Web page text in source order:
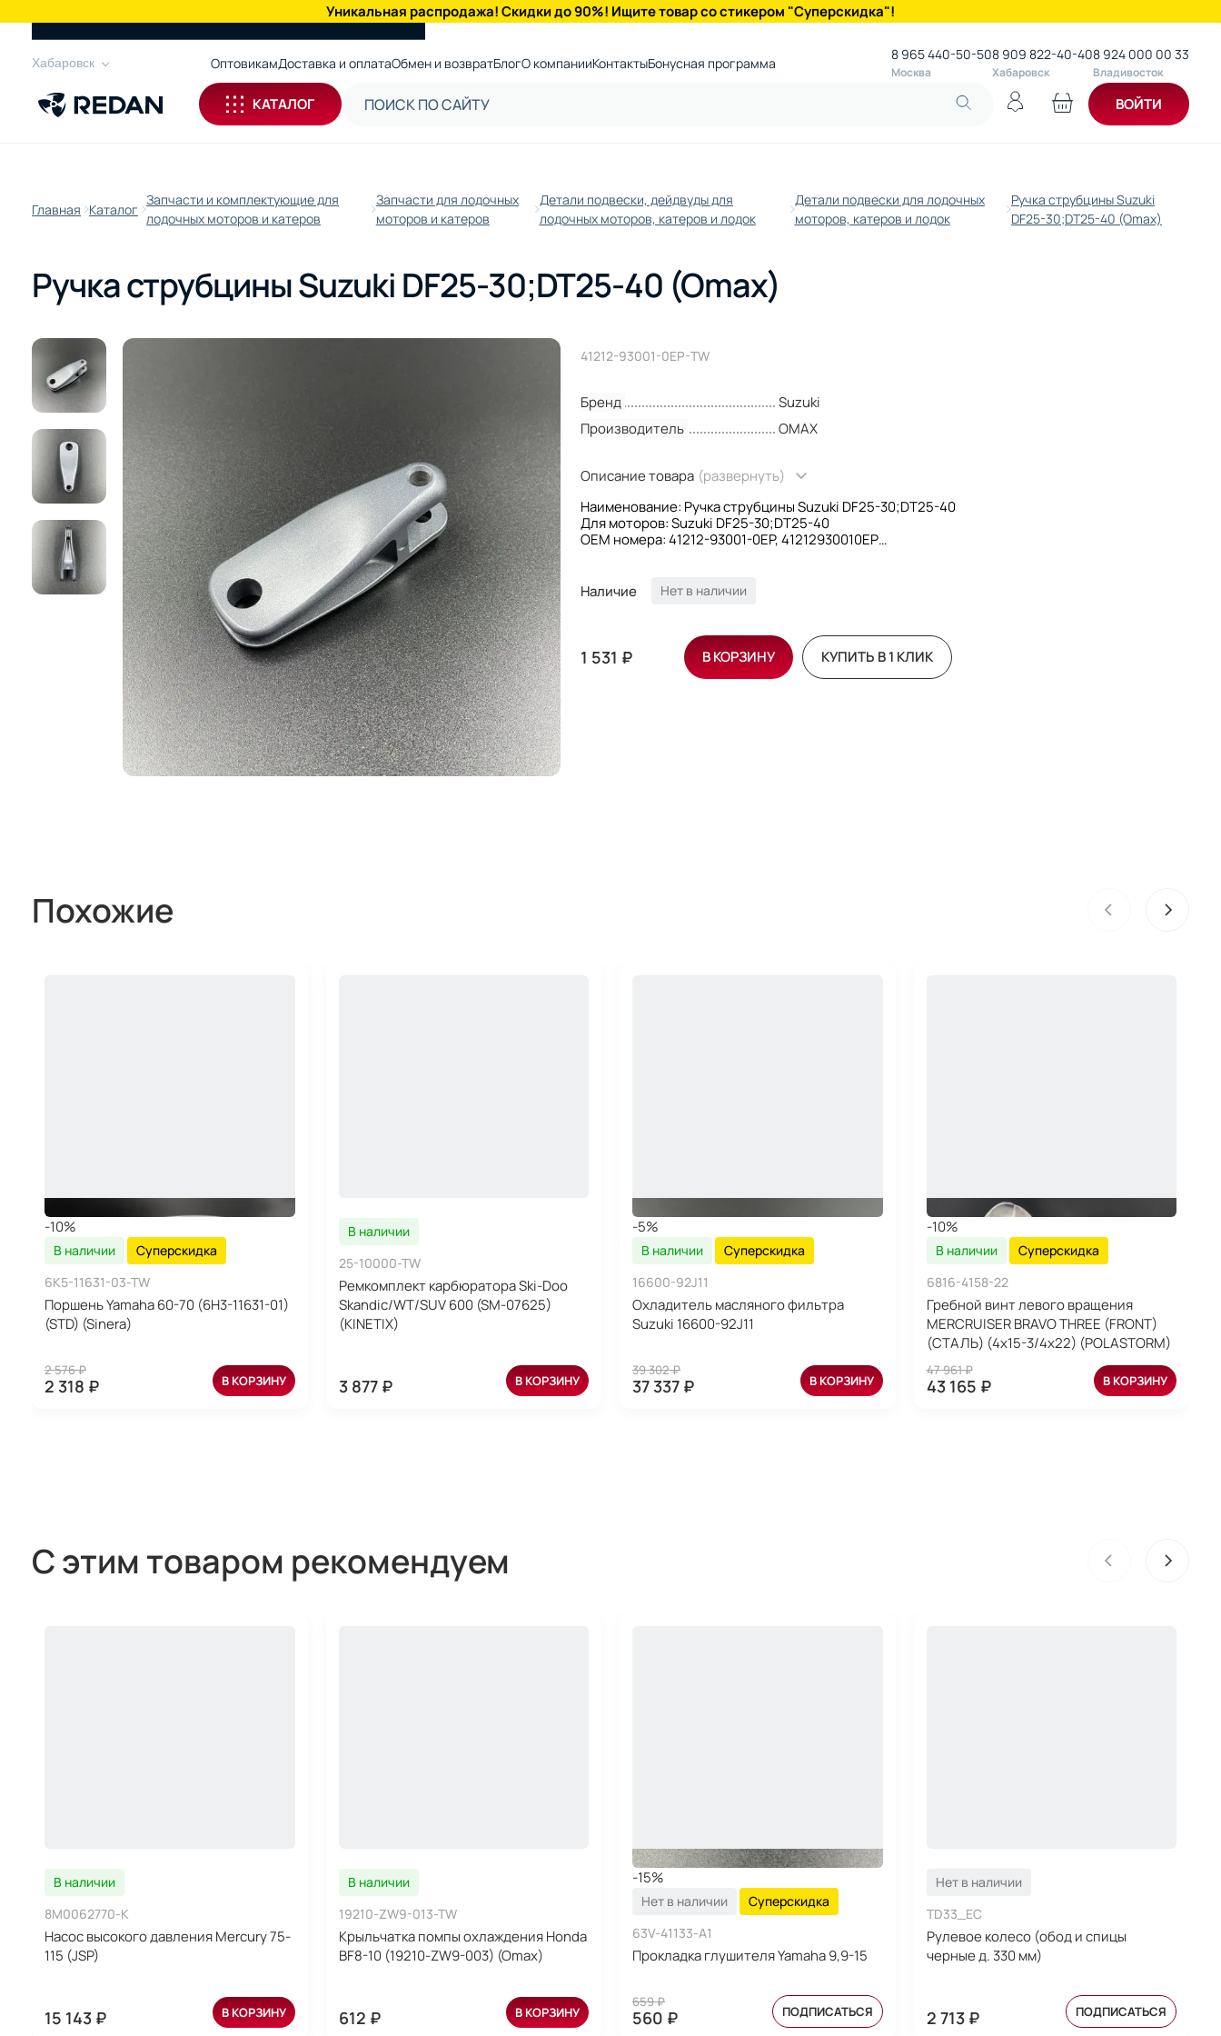
Уникальная распродажа! Скидки до 90%! Ищите товар со стикером "Суперскидка"!
Хабаровск ОптовикамДоставка и оплатаОбмен и возвратБлогО компанииКонтактыБонусная программа 8 965 440-50-50
Москва
8 909 822-40-40
Хабаровск
8 924 000 00 33
Владивосток
КАТАЛОГ ВОЙТИ
Главная Каталог
Запчасти и комплектующие для
лодочных моторов и катеров
Запчасти для лодочных
моторов и катеров
Детали подвески, дейдвуды для
лодочных моторов, катеров и лодок
Детали подвески для лодочных
моторов, катеров и лодок
Ручка струбцины Suzuki
DF25-30;DT25-40 (Omax)
Ручка струбцины Suzuki DF25-30;DT25-40 (Omax)
41212-93001-0EP-TW
Бренд
Suzuki
Производитель
OMAX
Описание товара (развернуть)
Наименование: Ручка струбцины Suzuki DF25-30;DT25-40
Для моторов: Suzuki DF25-30;DT25-40
OEM номера: 41212-93001-0EP, 41212930010EP
Наличие
Нет в наличии
1 531 ₽ В КОРЗИНУ КУПИТЬ В 1 КЛИК
Похожие
-10%
В наличии
Суперскидка
6K5-11631-03-TW
Поршень Yamaha 60-70 (6H3-11631-01)
(STD) (Sinera)
2 576 ₽
2 318 ₽ В КОРЗИНУ
В наличии
25-10000-TW
Ремкомплект карбюратора Ski-Doo
Skandic/WT/SUV 600 (SM-07625)
(KINETIX)
3 877 ₽ В КОРЗИНУ
-5%
В наличии
Суперскидка
16600-92J11
Охладитель масляного фильтра
Suzuki 16600-92J11
39 302 ₽
37 337 ₽ В КОРЗИНУ
-10%
В наличии
Суперскидка
6816-4158-22
Гребной винт левого вращения
MERCRUISER BRAVO THREE (FRONT)
(СТАЛЬ) (4x15-3/4x22) (POLASTORM)
47 961 ₽
43 165 ₽ В КОРЗИНУ
С этим товаром рекомендуем
В наличии
8M0062770-K
Насос высокого давления Mercury 75-
115 (JSP)
15 143 ₽ В КОРЗИНУ
В наличии
19210-ZW9-013-TW
Крыльчатка помпы охлаждения Honda
BF8-10 (19210-ZW9-003) (Omax)
612 ₽ В КОРЗИНУ
-15%
Нет в наличии
Суперскидка
63V-41133-A1
Прокладка глушителя Yamaha 9,9-15
659 ₽
560 ₽ ПОДПИСАТЬСЯ
Нет в наличии
TD33_EC
Рулевое колесо (обод и спицы
черные д. 330 мм)
2 713 ₽ ПОДПИСАТЬСЯ